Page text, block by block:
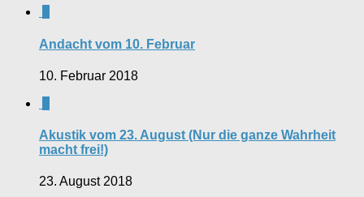
Andacht vom 10. Februar
10. Februar 2018
Akustik vom 23. August (Nur die ganze Wahrheit
macht frei!)
23. August 2018